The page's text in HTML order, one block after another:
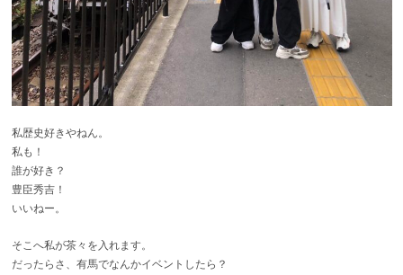
私歴史好きやねん。
私も！
誰が好き？
豊臣秀吉！
いいねー。
そこへ私が茶々を入れます。
だったらさ、有馬でなんかイベントしたら？